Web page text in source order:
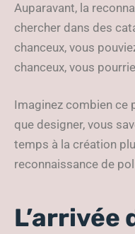
Auparavant, la
chercher dans des
chanceux, vous
chanceux, vous
Imaginez combien ce
que designer, vous
temps à la création
reconnaissance de
L’arrivée